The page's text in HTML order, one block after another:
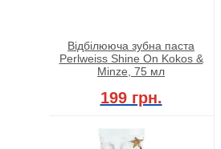
Відбілююча зубна паста
Perlweiss Shine On Kokos &
Minze, 75 мл
199 грн.